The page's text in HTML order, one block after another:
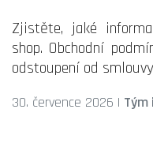
Zjistěte, jaké
shop. Obchodní
odstoupení od
30. července 2026 | Tým